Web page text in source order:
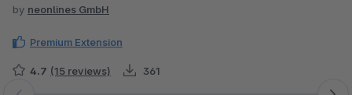
by neonlines GmbH
Premium Extension
4.7 (15 reviews) 361